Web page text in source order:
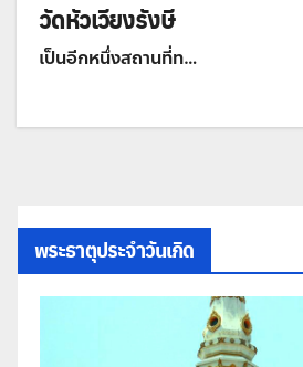
วัดหัวเวียงรังษี
เป็นอีกหนึ่งสถานที่ท…
พระธาตุประจำวันเกิด